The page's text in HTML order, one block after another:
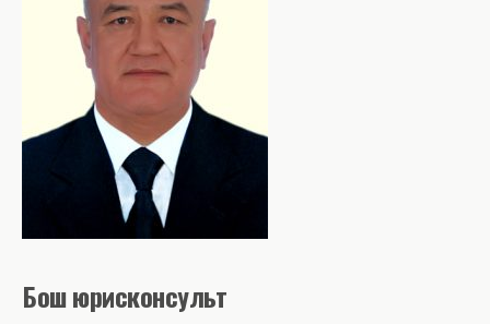
Бош юрисконсульт